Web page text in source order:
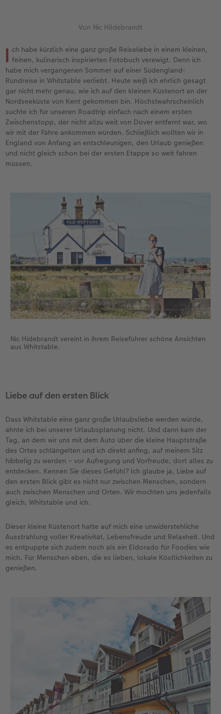
CEWE FOTOBUCH Kids
Panoramaseite
Schuber
Designvorlagen
Foto-Kochbuch
Kundenbeispiele
CEWE myPhotos
Gestaltungsideen
Anleitungen & Hilfe
Inspiration
Neuheiten
Bilderboxen
Premium Poster
Fotosticker
Fotosets
Sofortfotos
Fotos digitalisieren
Neuheiten
Extras
Acrylglas
Alu-Dibond
Foto auf Holz
Hartschaum
Gallery Print
hexxas
Wandgestaltung
Mehrteiler
im Wunschformat
Neuheiten
Extras
Dankeskarten
Urlaubsgrüße
Weitere Anlässe
Papierqualitäten
Klappkarten
Fotokarten
Karte mit Einsteckfoto
Einzelkarten
Digitale Grußkarte
CEWE myPhotos
Neuheiten
Schule & Büro
Foto-Geschenkbox
Art Prints
Handyhüllen
Faber-Castell
Haustierwelt
Kundenbeispiele
CEWE Geschenkgutschein
CEWE myPhotos
Neuheiten
Wandkalender mit Design
NEU: Wandkalender Fineline
Kalender-Kundenbeispiele
Neuheiten
Extras
CEWE myPhotos
Smartflip
PopGrip
Cardholder
CEWE myPhotos
Neuheiten
Danke sagen
Liebe schenken
Geburtstagsgeschenke
Inspiration
Kundenbeispiele
Foto- & Bastelkalender
App
Von Nic Hildebrandt
I ch habe kürzlich eine ganz große Reiseliebe in einem kleinen,
feinen, kulinarisch inspirierten Fotobuch verewigt. Denn ich
habe mich vergangenen Sommer auf einer Südengland-
Rundreise in Whitstable verliebt. Heute weiß ich ehrlich gesagt
gar nicht mehr genau, wie ich auf den kleinen Küstenort an der
Nordseeküste von Kent gekommen bin. Höchstwahrscheinlich
suchte ich für unseren Roadtrip einfach nach einem ersten
Zwischenstopp, der nicht allzu weit von Dover entfernt war, wo
wir mit der Fähre ankommen würden. Schließlich wollten wir in
England von Anfang an entschleunigen, den Urlaub genießen
und nicht gleich schon bei der ersten Etappe so weit fahren
müssen.
Nic Hidebrandt vereint in ihrem Reiseführer schöne Ansichten
aus Whitstable.
Liebe auf den ersten Blick
Dass Whitstable eine ganz große Urlaubsliebe werden würde,
ahnte ich bei unserer Urlaubsplanung nicht. Und dann kam der
Tag, an dem wir uns mit dem Auto über die kleine Hauptstraße
des Ortes schlängelten und ich direkt anfing, auf meinem Sitz
hibbelig zu werden – vor Aufregung und Vorfreude, dort alles zu
entdecken. Kennen Sie dieses Gefühl? Ich glaube ja, Liebe auf
den ersten Blick gibt es nicht nur zwischen Menschen, sondern
auch zwischen Menschen und Orten. Wir mochten uns jedenfalls
gleich, Whitstable und ich.
Dieser kleine Küstenort hatte auf mich eine unwiderstehliche
Ausstrahlung voller Kreativität, Lebensfreude und Relaxheit. Und
es entpuppte sich zudem noch als ein Eldorado für Foodies wie
mich. Für Menschen eben, die es lieben, lokale Köstlichkeiten zu
genießen.